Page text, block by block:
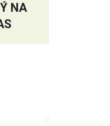
NA